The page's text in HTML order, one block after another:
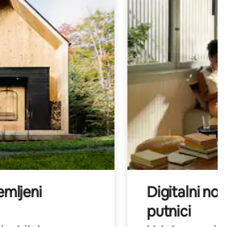
Digitalni
putnici